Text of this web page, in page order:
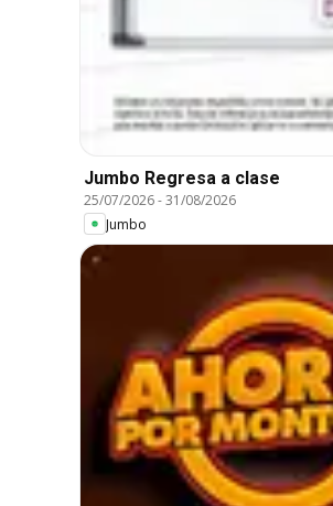
Jumbo Regresa a clase
25/07/2026-31/08/2026
Jumbo